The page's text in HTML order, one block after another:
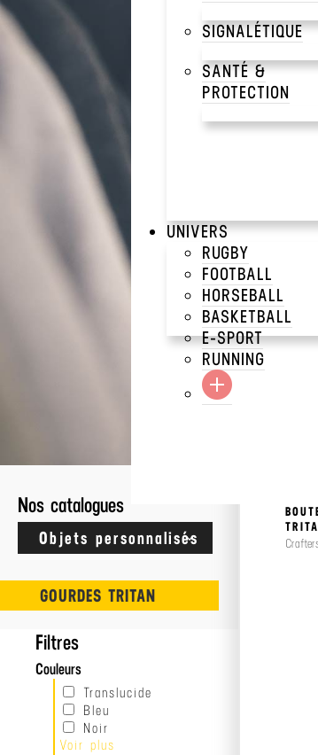
SIGNALÉTIQUE
SANTÉ &
PROTECTION
UNIVERS
RUGBY
FOOTBALL
HORSEBALL
BASKETBALL
E-SPORT
RUNNING
afficher
Nos catalogues
GOURDES TRITAN
Filtres
Couleurs
Translucide
Bleu
Noir
Rouge
Voir plus